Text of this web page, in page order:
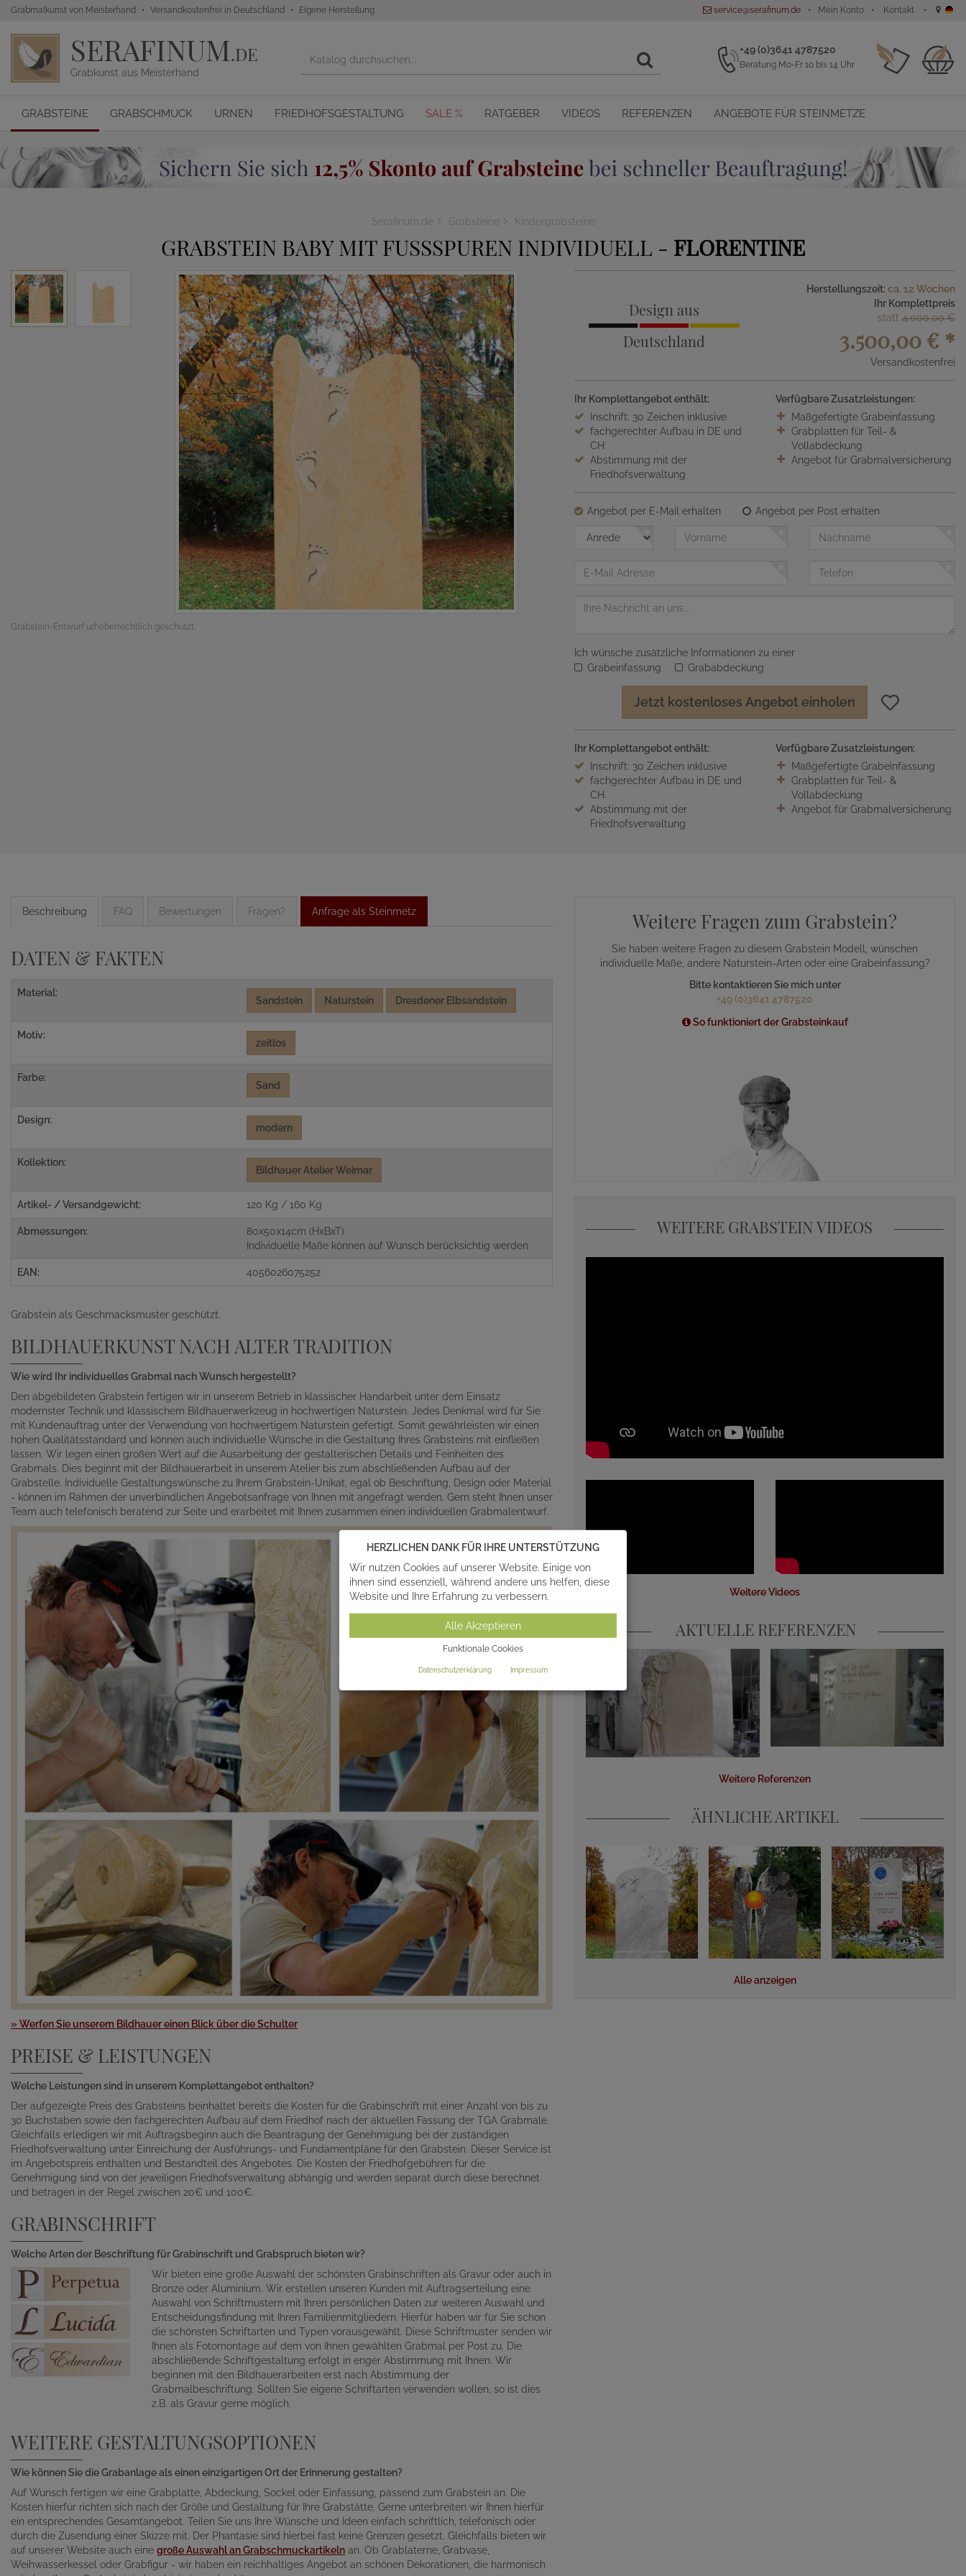
Grabmalkunst von Meisterhand Versandkostenfrei in Deutschland Eigene Herstellung service@serafinum.de Mein Konto Kontakt
SERAFINUM.DE
Grabkunst aus Meisterhand
+49 (0)3641 4787520
Beratung Mo-Fr 10 bis 14 Uhr
GRABSTEINE GRABSCHMUCK URNEN FRIEDHOFSGESTALTUNG SALE % RATGEBER VIDEOS REFERENZEN ANGEBOTE FÜR STEINMETZE
Serafinum.de Grabsteine Kindergrabsteine
GRABSTEIN BABY MIT FUSSSPUREN INDIVIDUELL - FLORENTINE
Grabstein-Entwurf urheberrechtlich geschützt.
Design aus
Deutschland
Herstellungszeit: ca. 12 Wochen
Ihr Komplettpreis
statt 4.000,00 €
3.500,00 € *
Versandkostenfrei
Ihr Komplettangebot enthält:
Inschrift: 30 Zeichen inklusive
fachgerechter Aufbau in DE und
CH
Abstimmung mit der
Friedhofsverwaltung
Verfügbare Zusatzleistungen:
Maßgefertigte Grabeinfassung
Grabplatten für Teil- &
Vollabdeckung
Angebot für Grabmalversicherung
Angebot per E-Mail erhalten
Angebot per Post erhalten
Anrede
Vorname Nachname
Telefon
Nachricht
Ich wünsche zusätzliche Informationen zu einer
Grabeinfassung
Grababdeckung
Jetzt kostenloses Angebot einholen
Ihr Komplettangebot enthält:
Inschrift: 30 Zeichen inklusive
fachgerechter Aufbau in DE und
CH
Abstimmung mit der
Friedhofsverwaltung
Verfügbare Zusatzleistungen:
Maßgefertigte Grabeinfassung
Grabplatten für Teil- &
Vollabdeckung
Angebot für Grabmalversicherung
Beschreibung FAQ Bewertungen Fragen? Anfrage als Steinmetz
DATEN & FAKTEN
Material:
Sandstein Naturstein Dresdener Elbsandstein
Motiv:
zeitlos
Farbe:
Sand
Design:
modern
Kollektion:
Bildhauer Atelier Weimar
Artikel- / Versandgewicht: 120 Kg / 160 Kg
Abmessungen:
80x50x14cm (HxBxT)
Individuelle Maße können auf Wunsch berücksichtig werden
EAN: 4056026075252
Grabstein als Geschmacksmuster geschützt.
BILDHAUERKUNST NACH ALTER TRADITION
Wie wird Ihr individuelles Grabmal nach Wunsch hergestellt?
Den abgebildeten Grabstein fertigen wir in unserem Betrieb in klassischer Handarbeit unter dem Einsatz
modernster Technik und klassischem Bildhauerwerkzeug in hochwertigen Naturstein. Jedes Denkmal wird für Sie
mit Kundenauftrag unter der Verwendung von hochwertigem Naturstein gefertigt. Somit gewährleisten wir einen
hohen Qualitätsstandard und können auch individuelle Wünsche in die Gestaltung Ihres Grabsteins mit einfließen
lassen. Wir legen einen großen Wert auf die Ausarbeitung der gestalterischen Details und Feinheiten des
Grabmals. Dies beginnt mit der Bildhauerarbeit in unserem Atelier bis zum abschließenden Aufbau auf der
Grabstelle. Individuelle Gestaltungswünsche zu Ihrem Grabstein-Unikat, egal ob Beschriftung, Design oder Material
- können im Rahmen der unverbindlichen Angebotsanfrage von Ihnen mit angefragt werden. Gern steht Ihnen unser
Team auch telefonisch beratend zur Seite und erarbeitet mit Ihnen zusammen einen individuellen Grabmalentwurf.
» Werfen Sie unserem Bildhauer einen Blick über die Schulter
PREISE & LEISTUNGEN
Welche Leistungen sind in unserem Komplettangebot enthalten?
Der aufgezeigte Preis des Grabsteins beinhaltet bereits die Kosten für die Grabinschrift mit einer Anzahl von bis zu
30 Buchstaben sowie den fachgerechten Aufbau auf dem Friedhof nach der aktuellen Fassung der TGA Grabmale.
Gleichfalls erledigen wir mit Auftragsbeginn auch die Beantragung der Genehmigung bei der zuständigen
Friedhofsverwaltung unter Einreichung der Ausführungs- und Fundamentpläne für den Grabstein. Dieser Service ist
im Angebotspreis enthalten und Bestandteil des Angebotes. Die Kosten der Friedhofgebühren für die
Genehmigung sind von der jeweiligen Friedhofsverwaltung abhängig und werden separat durch diese berechnet
und betragen in der Regel zwischen 20€ und 100€.
GRABINSCHRIFT
Welche Arten der Beschriftung für Grabinschrift und Grabspruch bieten wir?
Wir bieten eine große Auswahl der schönsten Grabinschriften als Gravur oder auch in
Bronze oder Aluminium. Wir erstellen unseren Kunden mit Auftragserteilung eine
Auswahl von Schriftmustern mit Ihren persönlichen Daten zur weiteren Auswahl und
Entscheidungsfindung mit Ihren Familienmitgliedern. Hierfür haben wir für Sie schon
die schönsten Schriftarten und Typen vorausgewählt. Diese Schriftmuster senden wir
Ihnen als Fotomontage auf dem von Ihnen gewählten Grabmal per Post zu. Die
abschließende Schriftgestaltung erfolgt in enger Abstimmung mit Ihnen. Wir
beginnen mit den Bildhauerarbeiten erst nach Abstimmung der
Grabmalbeschriftung. Sollten Sie eigene Schriftarten verwenden wollen, so ist dies
z.B. als Gravur gerne möglich.
WEITERE GESTALTUNGSOPTIONEN
Wie können Sie die Grabanlage als einen einzigartigen Ort der Erinnerung gestalten?
Auf Wunsch fertigen wir eine Grabplatte, Abdeckung, Sockel oder Einfassung, passend zum Grabstein an. Die
Kosten hierfür richten sich nach der Größe und Gestaltung für Ihre Grabstätte. Gerne unterbreiten wir Ihnen hierfür
ein entsprechendes Gesamtangebot. Teilen Sie uns Ihre Wünsche und Ideen einfach schriftlich, telefonisch oder
durch die Zusendung einer Skizze mit. Der Phantasie sind hierbei fast keine Grenzen gesetzt. Gleichfalls bieten wir
auf unserer Website auch eine große Auswahl an Grabschmuckartikeln an. Ob Grablaterne, Grabvase,
Weihwasserkessel oder Grabfigur - wir haben ein reichhaltiges Angebot an schönen Dekorationen, die harmonisch
Weitere Fragen zum Grabstein?
Sie haben weitere Fragen zu diesem Grabstein Modell, wünschen
individuelle Maße, andere Naturstein-Arten oder eine Grabeinfassung?
Bitte kontaktieren Sie mich unter
+49 (0)3641 4787520
So funktioniert der Grabsteinkauf
WEITERE GRABSTEIN VIDEOS
Weitere Videos
AKTUELLE REFERENZEN
Weitere Referenzen
ÄHNLICHE ARTIKEL
Alle anzeigen
HERZLICHEN DANK FÜR IHRE UNTERSTÜTZUNG
Wir nutzen Cookies auf unserer Website. Einige von
ihnen sind essenziell, während andere uns helfen, diese
Website und Ihre Erfahrung zu verbessern.
Alle Akzeptieren
Funktionale Cookies
Datenschutzerklärung Impressum